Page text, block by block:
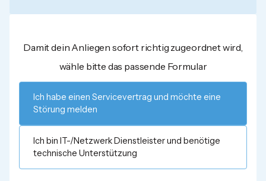
Damit dein Anliegen sofort richtig zugeordnet wird,
wähle bitte das passende Formular
Ich habe einen Servicevertrag und möchte eine
Störung melden
Ich bin IT-/Netzwerk Dienstleister und benötige
technische Unterstützung